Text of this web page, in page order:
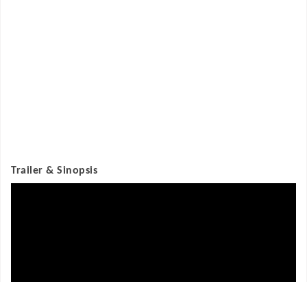
Trailer & Sinopsis